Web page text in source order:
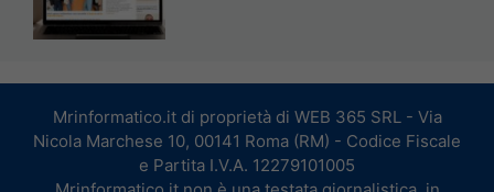
Mrinformatico.it di proprietà di WEB 365 SRL - Via
Nicola Marchese 10, 00141 Roma (RM) - Codice Fiscale
e Partita I.V.A. 12279101005